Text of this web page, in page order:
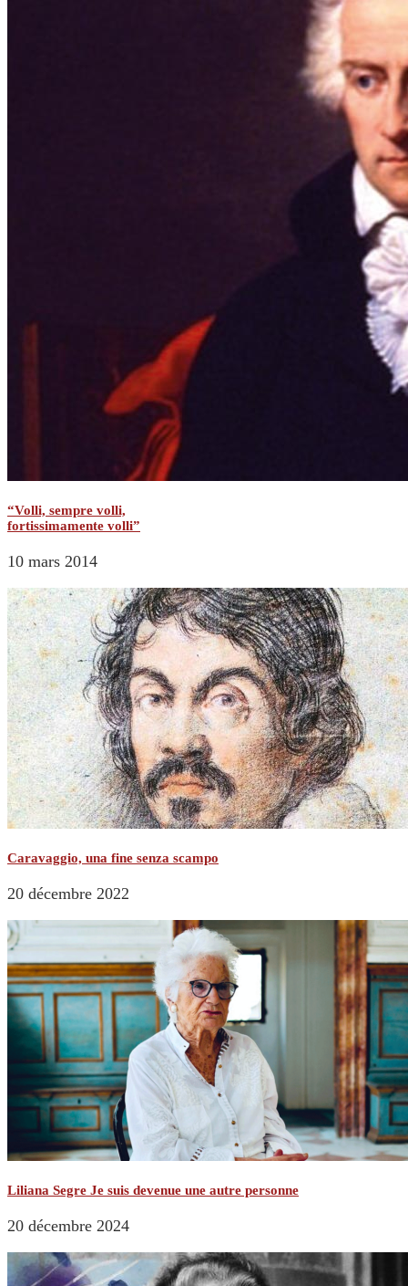
“Volli, sempre volli,
fortissimamente volli”
10 mars 2014
Caravaggio, una fine senza scampo
20 décembre 2022
Liliana Segre Je suis devenue une autre personne
20 décembre 2024